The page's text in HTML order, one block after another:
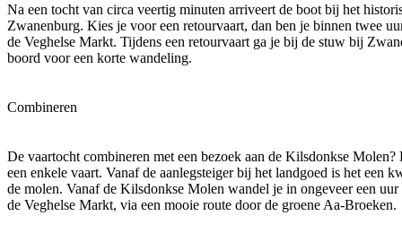
Na een tocht van circa veertig minuten arriveert de boot bij het
Zwanenburg. Kies je voor een retourvaart, dan ben je binnen twee
de Veghelse Markt. Tijdens een retourvaart ga je bij de stuw bij
boord voor een korte wandeling.
Combineren
De vaartocht combineren met een bezoek aan de Kilsdonkse Molen?
een enkele vaart. Vanaf de aanlegsteiger bij het landgoed is het een
de molen. Vanaf de Kilsdonkse Molen wandel je in ongeveer een uur
de Veghelse Markt, via een mooie route door de groene Aa-Broeken.